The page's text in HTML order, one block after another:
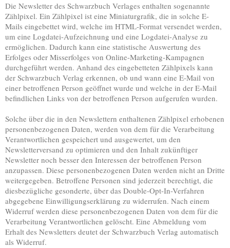
Die Newsletter des Schwarzbuch Verlages enthalten sogenannte
Zählpixel. Ein Zählpixel ist eine Miniaturgrafik, die in solche E-
Mails eingebettet wird, welche im HTML-Format versendet werden,
um eine Logdatei-Aufzeichnung und eine Logdatei-Analyse zu
ermöglichen. Dadurch kann eine statistische Auswertung des
Erfolges oder Misserfolges von Online-Marketing-Kampagnen
durchgeführt werden. Anhand des eingebetteten Zählpixels kann
der Schwarzbuch Verlag erkennen, ob und wann eine E-Mail von
einer betroffenen Person geöffnet wurde und welche in der E-Mail
befindlichen Links von der betroffenen Person aufgerufen wurden.
Solche über die in den Newslettern enthaltenen Zählpixel erhobenen
personenbezogenen Daten, werden von dem für die Verarbeitung
Verantwortlichen gespeichert und ausgewertet, um den
Newsletterversand zu optimieren und den Inhalt zukünftiger
Newsletter noch besser den Interessen der betroffenen Person
anzupassen. Diese personenbezogenen Daten werden nicht an Dritte
weitergegeben. Betroffene Personen sind jederzeit berechtigt, die
diesbezügliche gesonderte, über das Double-Opt-In-Verfahren
abgegebene Einwilligungserklärung zu widerrufen. Nach einem
Widerruf werden diese personenbezogenen Daten von dem für die
Verarbeitung Verantwortlichen gelöscht. Eine Abmeldung vom
Erhalt des Newsletters deutet der Schwarzbuch Verlag automatisch
als Widerruf.